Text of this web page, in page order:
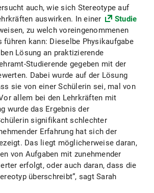
auch, wie sich Stereotype auf
auswirken. In einer
Studie
zu welch voreingenommenen
führen kann: Dieselbe Physikaufgabe
Lösung an praktizierende
Studierende gegeben mit der
Dabei wurde auf der Lösung
sie von einer Schülerin sei, mal von
allem bei den Lehrkräften mit
wurde das Ergebnis der
signifikant schlechter
Erfahrung hat sich der
Das liegt möglicherweise daran,
von Aufgaben mit zunehmender
erfolgt, oder auch daran, dass die
überschreibt“, sagt Sarah